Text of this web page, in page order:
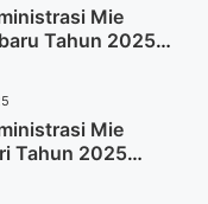
Mie
Tahun 2025
Mie
Tahun 2025